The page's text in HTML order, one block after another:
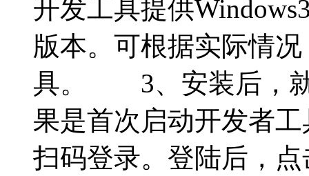
开发工具提供
版本。可根据实际情
具。 3、安装后，就
果是首次启动开发者
扫码登录。登陆后，